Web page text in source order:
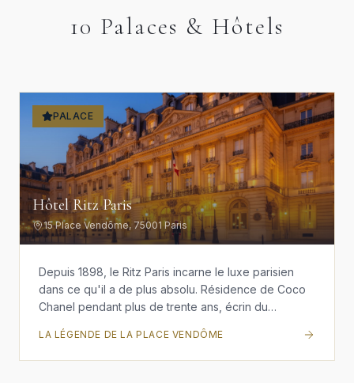
10 Palaces & Hôtels
PALACE
Hôtel Ritz Paris
15 Place Vendôme, 75001 Paris
Depuis 1898, le Ritz Paris incarne le luxe parisien
dans ce qu'il a de plus absolu. Résidence de Coco
Chanel pendant plus de trente ans, écrin du
Vendôme demeure la référence incontestée de
l'hospitalité à la française. Chaque détail respire
LA LÉGENDE DE LA PLACE VENDÔME